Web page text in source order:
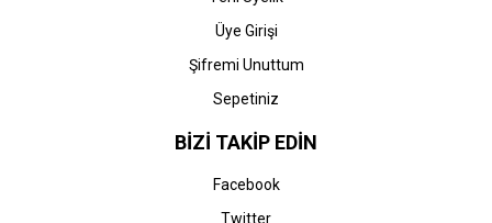
Üye Girişi
Şifremi Unuttum
Sepetiniz
BİZİ TAKİP EDİN
Facebook
Twitter